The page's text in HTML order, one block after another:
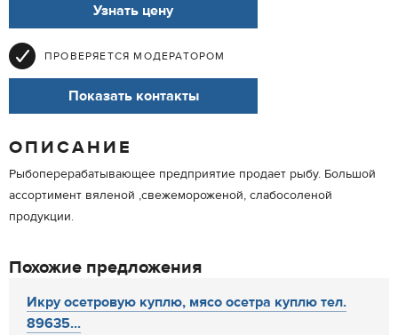
Узнать цену
ПРОВЕРЯЕТСЯ МОДЕРАТОРОМ
Показать контакты
ОПИСАНИЕ
Рыбоперерабатывающее предприятие продает рыбу. Большой
ассортимент вяленой ,свежемороженой, слабосоленой
продукции.
Похожие предложения
Икру осетровую куплю, мясо осетра куплю тел.
89635...